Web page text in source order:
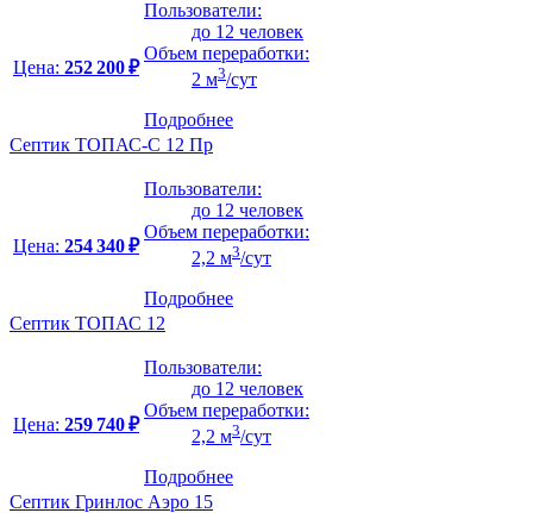
Цена: 252 200 ₽
Пользователи:
до 12 человек
Объем переработки:
2 м3/сут
Подробнее
Септик ТОПАС-С 12 Пр
Цена: 254 340 ₽
Пользователи:
до 12 человек
Объем переработки:
2,2 м3/сут
Подробнее
Септик ТОПАС 12
Цена: 259 740 ₽
Пользователи:
до 12 человек
Объем переработки:
2,2 м3/сут
Подробнее
Септик Гринлос Аэро 15